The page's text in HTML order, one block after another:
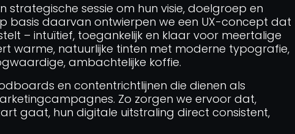
strategische sessie om hun visie, doelgroep en
basis daarvan ontwierpen we een UX-concept dat
– intuïtief, toegankelijk en klaar voor meertalige
warme, natuurlijke tinten met moderne typografie,
ambachtelijke koffie.
en contentrichtlijnen die dienen als
Zo zorgen we ervoor dat,
gaat, hun digitale uitstraling direct consistent,